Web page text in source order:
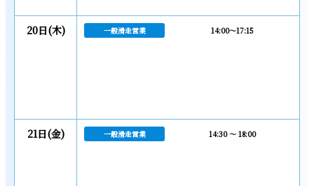
20日(木) 一般滑走営業 14:00～17:15
21日(金) 一般滑走営業 14:30 ～ 18:00